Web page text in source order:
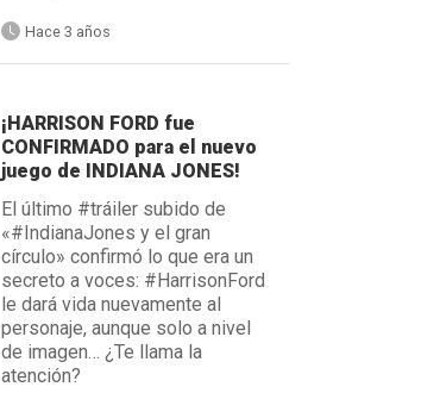
Hace 3 años
¡HARRISON FORD fue
CONFIRMADO para el nuevo
juego de INDIANA JONES!
El último #tráiler subido de
«#IndianaJones y el gran
círculo» confirmó lo que era un
secreto a voces: #HarrisonFord
le dará vida nuevamente al
personaje, aunque solo a nivel
de imagen… ¿Te llama la
atención?